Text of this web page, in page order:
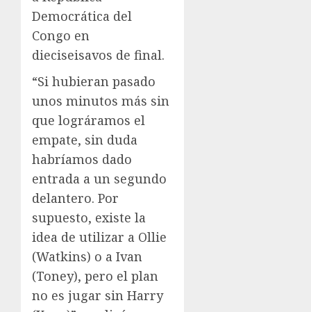
Democrática del
Congo en
dieciseisavos de final.
“Si hubieran pasado
unos minutos más sin
que lográramos el
empate, sin duda
habríamos dado
entrada a un segundo
delantero. Por
supuesto, existe la
idea de utilizar a Ollie
(Watkins) o a Ivan
(Toney), pero el plan
no es jugar sin Harry